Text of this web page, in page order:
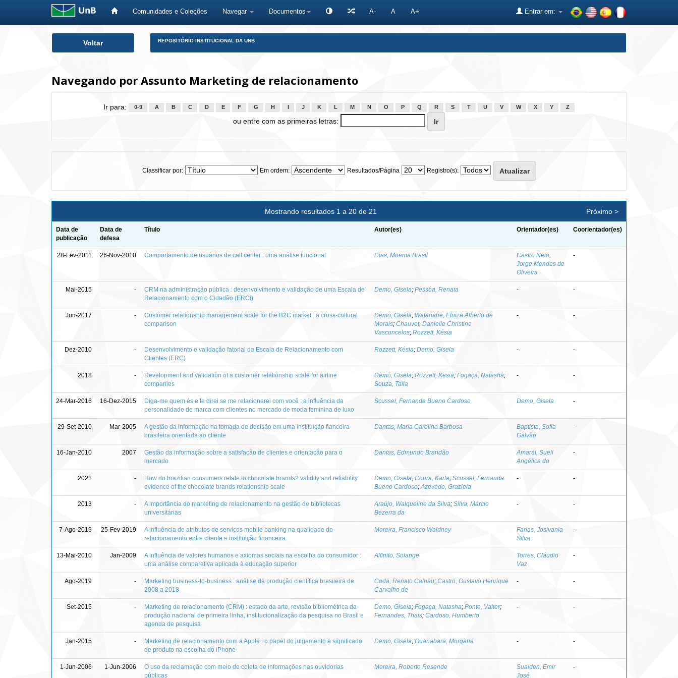
Comunidades e Coleções Navegar Documentos A- A A+ Entrar em:
Voltar REPOSITÓRIO INSTITUCIONAL DA UNB
Navegando por Assunto Marketing de relacionamento
Ir para: 0-9 A B C D E F G H J K L M N O P Q R S T U V W X Y Z
ou entre com as primeiras letras:
Classificar por: Em ordem: Resultados/Página Registro(s):
Mostrando resultados 1 a 20 de 21 Próximo >
Data de
publicação
Data de
defesa
Título Autor(es) Orientador(es) Coorientador(es)
28-Fev-2011 26-Nov-2010 Comportamento de usuários de call center : uma análise funcional Dias, Moema Brasil
Castro Neto,
Jorge Mendes de
Oliveira
-
Mai-2015 -
CRM na administração pública : desenvolvimento e validação de uma Escala de
Relacionamento com o Cidadão (ERCi)
Demo, Gisela; Pessôa, Renata - -
Jun-2017 -
Customer relationship management scale for the B2C market : a cross-cultural
comparison
Demo, Gisela; Watanabe, Eluiza Alberto de
Morais; Chauvet, Danielle Christine
Vasconcelos; Rozzett, Késia
- -
Dez-2010 -
Desenvolvimento e validação fatorial da Escala de Relacionamento com
Clientes (ERC)
Rozzett, Késia; Demo, Gisela - -
2018 -
Development and validation of a customer relationship scale for airline
companies
Demo, Gisela; Rozzett, Kesia; Fogaça, Natasha;
Souza, Taila
- -
24-Mar-2016 16-Dez-2015
Diga-me quem és e te direi se me relacionarei com você : a influência da
personalidade de marca com clientes no mercado de moda feminina de luxo
Scussel, Fernanda Bueno Cardoso Demo, Gisela -
29-Set-2010 Mar-2005
A gestão da informação na tomada de decisão em uma instituição fianceira
brasileira orientada ao cliente
Dantas, Maria Carolina Barbosa
Baptista, Sofia
Galvão
-
16-Jan-2010 2007
Gestão da informação sobre a satisfação de clientes e orientação para o
mercado
Dantas, Edmundo Brandão
Amaral, Sueli
Angélica do
-
2021 -
How do brazilian consumers relate to chocolate brands? validity and reliability
evidence of the chocolate brands relationship scale
Demo, Gisela; Coura, Karla; Scussel, Fernanda
Bueno Cardoso; Azevedo, Graziela
- -
2013 -
A importância do marketing de relacionamento na gestão de bibliotecas
universitárias
Araújo, Walqueline da Silva; Silva, Márcio
Bezerra da
- -
7-Ago-2019 25-Fev-2019
A influência de atributos de serviços mobile banking na qualidade do
relacionamento entre cliente e instituição financeira
Moreira, Francisco Waldney
Farias, Josivania
Silva
-
13-Mai-2010 Jan-2009
A influência de valores humanos e axiomas sociais na escolha do consumidor :
uma análise comparativa aplicada à educação superior
Alfinito, Solange
Torres, Cláudio
Vaz
-
Ago-2019 -
Marketing business-to-business : análise da produção científica brasileira de
2008 a 2018
Coda, Renato Calhau; Castro, Gustavo Henrique
Carvalho de
- -
Set-2015 -
Marketing de relacionamento (CRM) : estado da arte, revisão bibliométrica da
produção nacional de primeira linha, institucionalização da pesquisa no Brasil e
agenda de pesquisa
Demo, Gisela; Fogaça, Natasha; Ponte, Valter;
Fernandes, Thais; Cardoso, Humberto
- -
Jan-2015 -
Marketing de relacionamento com a Apple : o papel do julgamento e significado
de produto na escolha do iPhone
Demo, Gisela; Guanabara, Morgana - -
1-Jun-2006 1-Jun-2006
O uso da reclamação com meio de coleta de informações nas ouvidorias
públicas
Moreira, Roberto Resende
Suaiden, Emir
José
-